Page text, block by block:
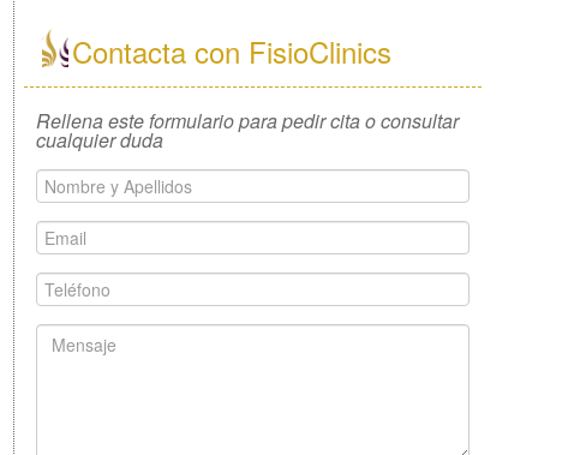
Contacta con FisioClinics
Rellena este formulario para pedir cita o consultar
cualquier duda
Nombre
y
Apellidos
*Email
*
Teléfono
*